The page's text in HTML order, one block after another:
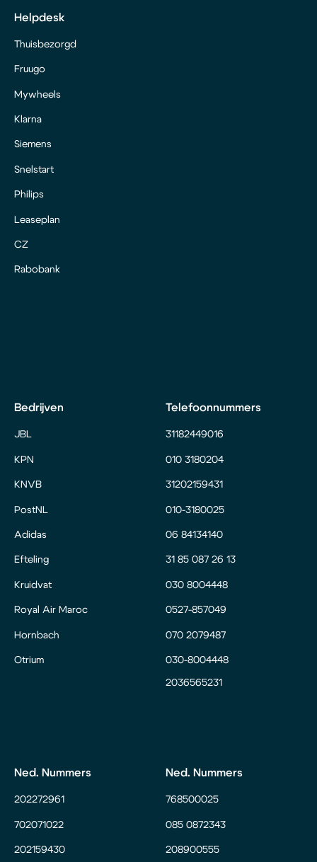
Helpdesk
Thuisbezorgd
Fruugo
Mywheels
Klarna
Siemens
Snelstart
Philips
Leaseplan
CZ
Rabobank
Bedrijven
JBL
KPN
KNVB
PostNL
Adidas
Efteling
Kruidvat
Royal Air Maroc
Hornbach
Otrium
Telefoonnummers
31182449016
010 3180204
31202159431
010-3180025
06 84134140
31 85 087 26 13
030 8004448
0527-857049
070 2079487
030-8004448
2036565231
Ned. Nummers
202272961
702071022
202159430
Ned. Nummers
768500025
085 0872343
208900555